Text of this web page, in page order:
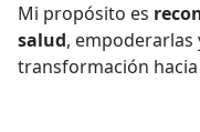
Mi propósito es
salud, empoderarlas
transformación hacia